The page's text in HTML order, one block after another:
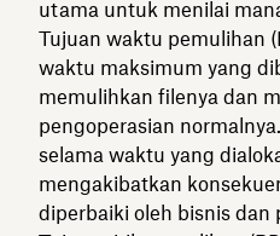
utama untuk menilai
Tujuan waktu pemulihan
waktu maksimum yang
memulihkan filenya dan
pengoperasian
selama waktu yang
mengakibatkan
diperbaiki oleh bisnis dan